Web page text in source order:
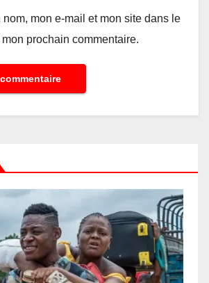
nom, mon e-mail et mon site dans le
prochain commentaire.